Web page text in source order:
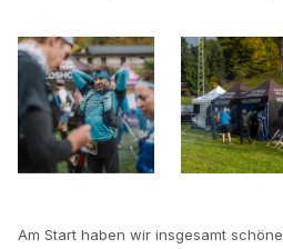
Am Start haben wir insgesamt schöne